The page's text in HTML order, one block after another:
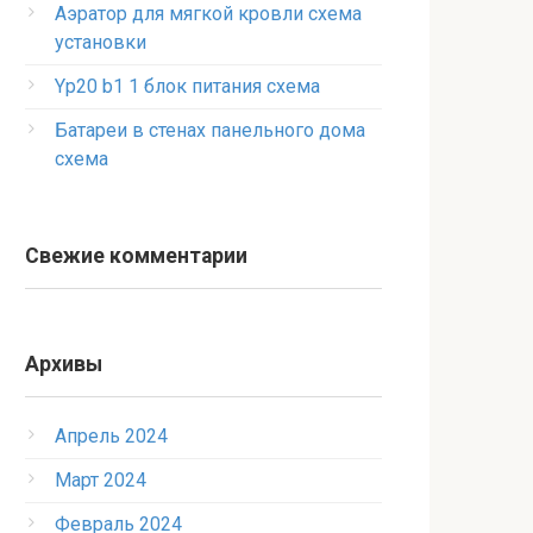
Аэратор для мягкой кровли схема
установки
Yp20 b1 1 блок питания схема
Батареи в стенах панельного дома
схема
Свежие комментарии
Архивы
Апрель 2024
Март 2024
Февраль 2024